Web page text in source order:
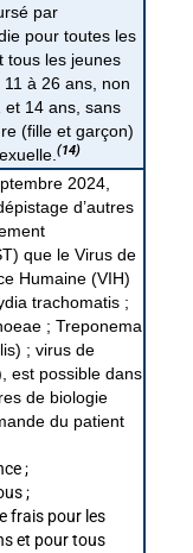
par
pour toutes les
tous les jeunes
à 26 ans, non
et 14 ans, sans
(fille et garçon)
(14)
2024,
d’autres
que le Virus de
Humaine (VIH)
trachomatis ;
; Treponema
; virus de
est possible dans
de biologie
du patient
;
;
frais pour les
et pour tous